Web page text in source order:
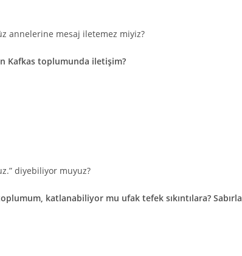
annelerine mesaj iletemez miyiz?
Kafkas toplumunda iletişim?
diyebiliyor muyuz?
katlanabiliyor mu ufak tefek sıkıntılara? Sabırla